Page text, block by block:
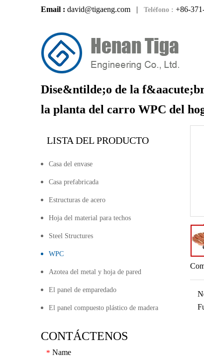
Email : david@tigaeng.com | Teléfono : +86-
Dise&ntilde;o de la
la planta del carro WPC del
LISTA DEL PRODUCTO
Casa del envase
Casa prefabricada
Estructuras de acero
Hoja del material para techos
Steel Structures
WPC
Azotea del metal y hoja de pared
El panel de emparedado
El panel compuesto plástico de madera
CONTÁCTENOS
* Name